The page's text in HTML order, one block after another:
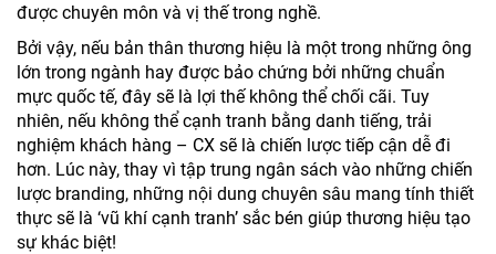
được chuyên môn và vị thế trong nghề.
Bởi vậy, nếu bản thân thương hiệu là một trong những ông
lớn trong ngành hay được bảo chứng bởi những chuẩn
mực quốc tế, đây sẽ là lợi thế không thể chối cãi. Tuy
nhiên, nếu không thể cạnh tranh bằng danh tiếng, trải
nghiệm khách hàng – CX sẽ là chiến lược tiếp cận dễ đi
hơn. Lúc này, thay vì tập trung ngân sách vào những chiến
lược branding, những nội dung chuyên sâu mang tính thiết
thực sẽ là ‘vũ khí cạnh tranh’ sắc bén giúp thương hiệu tạo
sự khác biệt!